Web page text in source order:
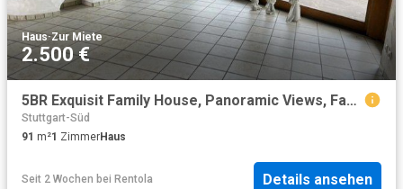
Haus·Zur Miete
2.500 €
5BR Exquisit Family House, Panoramic Views, Family Friendly Location
Stuttgart-Süd
91 m²1 ZimmerHaus
Seit 2 Wochen bei Rentola Details ansehen